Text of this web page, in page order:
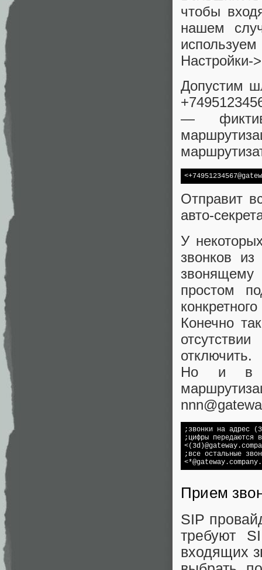
чтобы
нашем
Настройки-
Допустим
—
Отправит
авто-
У
звонков
звонящему
простом
Конечно
отключить.
Но и в
;звонки на адрес
;цифры передаются
;все остальные
Прием
SIP
требуют
входящих